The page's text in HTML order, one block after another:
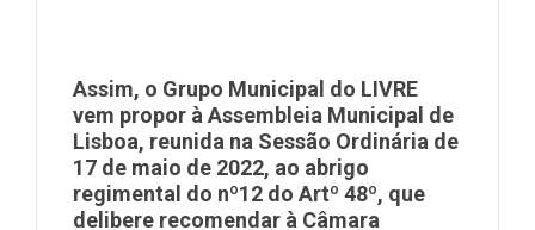
Assim, o Grupo Municipal do LIVRE
vem propor à Assembleia Municipal de
Lisboa, reunida na Sessão Ordinária de
17 de maio de 2022, ao abrigo
regimental do nº12 do Artº 48º, que
delibere recomendar à Câmara